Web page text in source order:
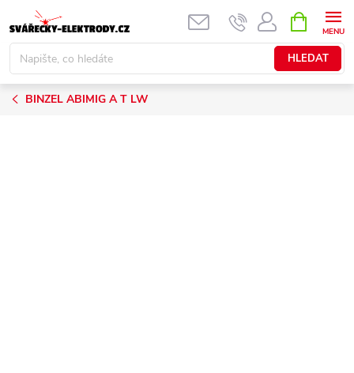
na
obsah
HLEDAT
NÁKUPNÍ
KOŠÍK
BINZEL ABIMIG A T LW